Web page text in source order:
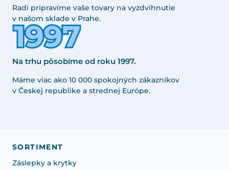
Radi pripravíme vaše tovary na vyzdvihnutie
v našom sklade v Prahe.
Na trhu pôsobíme od roku 1997.
Máme viac ako 10 000 spokojných zákazníkov
v Českej republike a strednej Európe.
SORTIMENT
Záslepky a krytky